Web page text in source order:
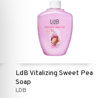
LdB Vitalizing Sweet Pea
Soap
LDB